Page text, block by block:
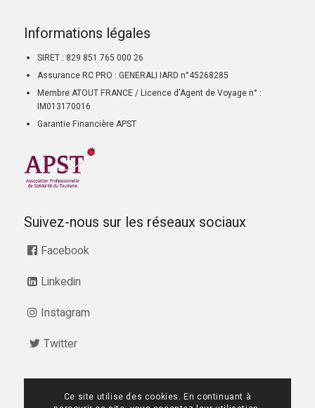
Informations légales
SIRET : 829 851 765 000 26
Assurance RC PRO : GENERALI IARD n°45268285
Membre ATOUT FRANCE / Licence d’Agent de Voyage n° :
IM013170016
Garantie Financière APST
Suivez-nous sur les réseaux sociaux
Facebook
Linkedin
Instagram
Twitter
Ce site utilise des cookies. En continuant à
07 68 28 51 58